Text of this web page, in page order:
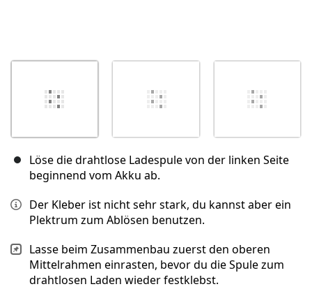
Löse die drahtlose Ladespule von der linken Seite
beginnend vom Akku ab.
Der Kleber ist nicht sehr stark, du kannst aber ein
Plektrum zum Ablösen benutzen.
Lasse beim Zusammenbau zuerst den oberen
Mittelrahmen einrasten, bevor du die Spule zum
drahtlosen Laden wieder festklebst.